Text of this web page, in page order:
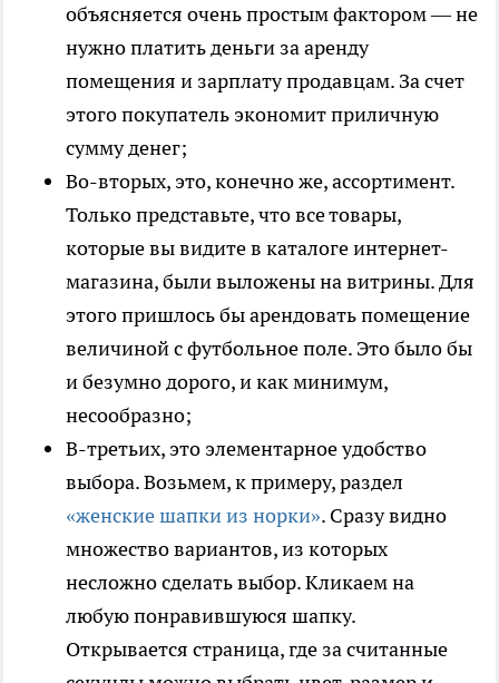
объясняется очень простым фактором — не
нужно платить деньги за аренду
помещения и зарплату продавцам. За счет
этого покупатель экономит приличную
сумму денег;
Во-вторых, это, конечно же, ассортимент.
Только представьте, что все товары,
которые вы видите в каталоге интернет-
магазина, были выложены на витрины. Для
этого пришлось бы арендовать помещение
величиной с футбольное поле. Это было бы
и безумно дорого, и как минимум,
несообразно;
В-третьих, это элементарное удобство
выбора. Возьмем, к примеру, раздел
«женские шапки из норки». Сразу видно
множество вариантов, из которых
несложно сделать выбор. Кликаем на
любую понравившуюся шапку.
Открывается страница, где за считанные